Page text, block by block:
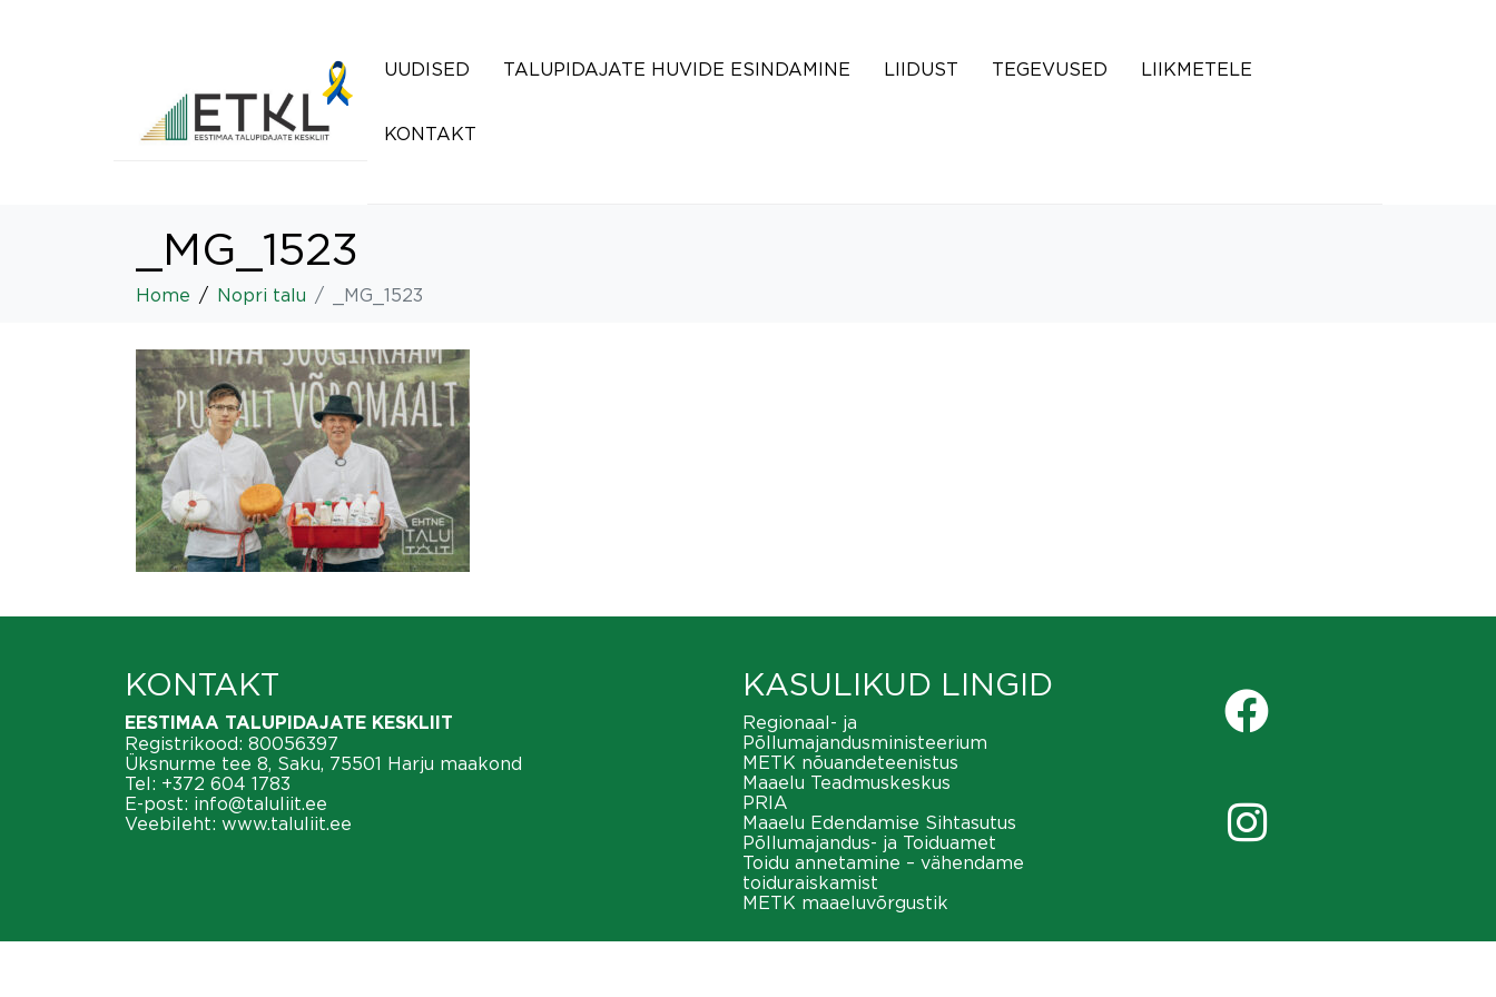
UUDISED TALUPIDAJATE HUVIDE ESINDAMINE LIIDUST TEGEVUSED LIIKMETELE
KONTAKT
_MG_1523
Home Nopri talu _MG_1523
KONTAKT
EESTIMAA TALUPIDAJATE KESKLIIT
Registrikood: 80056397
Üksnurme tee 8, Saku, 75501 Harju maakond
Tel: +372 604 1783
E-post: info@taluliit.ee
Veebileht: www.taluliit.ee
KASULIKUD LINGID
Regionaal- ja
Põllumajandusministeerium
METK nõuandeteenistus
Maaelu Teadmuskeskus
PRIA
Maaelu Edendamise Sihtasutus
Põllumajandus- ja Toiduamet
Toidu annetamine – vähendame
toiduraiskamist
METK maaeluvõrgustik